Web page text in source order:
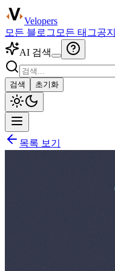
Velopers
모든 블로그 모든 태그공지
AI 검색
검색 초기화
목록 보기